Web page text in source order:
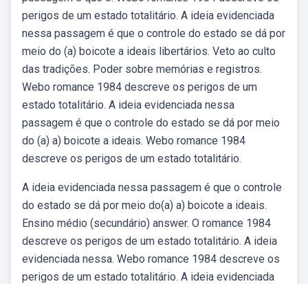
perigos de um estado totalitário. A ideia evidenciada
nessa passagem é que o controle do estado se dá por
meio do (a) boicote a ideais libertários. Veto ao culto
das tradições. Poder sobre memórias e registros.
Webo romance 1984 descreve os perigos de um
estado totalitário. A ideia evidenciada nessa
passagem é que o controle do estado se dá por meio
do (a) a) boicote a ideais. Webo romance 1984
descreve os perigos de um estado totalitário.
A ideia evidenciada nessa passagem é que o controle
do estado se dá por meio do(a) a) boicote a ideais.
Ensino médio (secundário) answer. O romance 1984
descreve os perigos de um estado totalitário. A ideia
evidenciada nessa. Webo romance 1984 descreve os
perigos de um estado totalitário. A ideia evidenciada